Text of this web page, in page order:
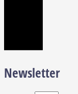
Newsletter